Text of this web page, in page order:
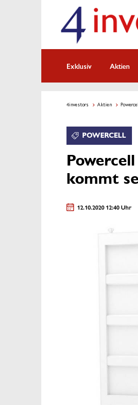
Exklusiv Aktien
4investors Aktien
POWERCELL
kommt
12.10.2020 12:40 Uhr